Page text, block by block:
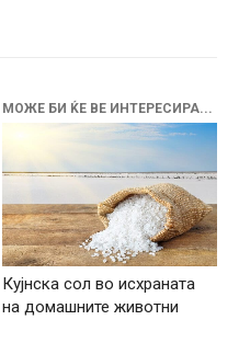
МОЖЕ БИ ЌЕ ВЕ ИНТЕРЕСИРА...
Кујнска сол во исхраната
на домашните животни